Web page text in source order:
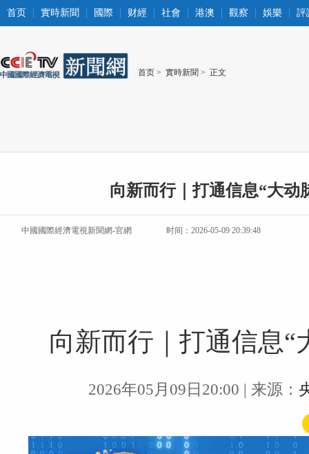
首页 實時新聞 國際 财經 社會 港澳 觀察 娛樂 評
首页 > 實時新聞 > 正文
向新而行｜打通信息“大动
中國國際經濟電視新聞網-官網 时间：2026-05-09 20:39:48
向新而行｜打通信息“
2026年05月09日20:00 | 来源：